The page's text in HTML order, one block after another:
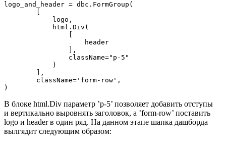
logo_and_header = dbc.FormGroup(
            logo,
            html.Div(
                    header
                ],
                className="p-5"
            )
        ],
        className='form-row',
)
В блоке html.Div параметр ’p-5’ позволяет добавить отступы
и вертикально выровнять заголовок, а ’form-row’ поставить
logo и header в один ряд. На данном этапе шапка дашборда
вылгядит следующим образом: